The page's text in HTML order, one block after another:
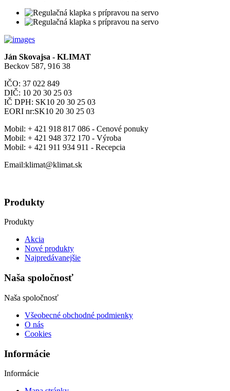
Ján Skovajsa - KLIMAT
Beckov 587, 916 38
IČO: 37 022 849
DIČ: 10 20 30 25 03
IČ DPH: SK10 20 30 25 03
EORI nr:SK10 20 30 25 03
Mobil: + 421 918 817 086 - Cenové ponuky
Mobil: + 421 948 372 170 - Výroba
Mobil: + 421 911 934 911 - Recepcia
Email:klimat@klimat.sk
Produkty
Produkty
Akcia
Nové produkty
Najpredávanejšie
Naša spoločnosť
Naša spoločnosť
Všeobecné obchodné podmienky
O nás
Cookies
Informácie
Informácie